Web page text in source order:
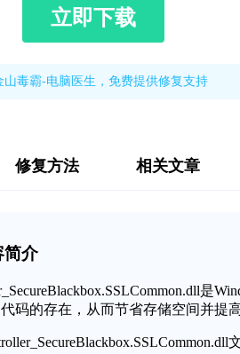
立即下载
山毒霸-电脑医生，免费提供修复支持
修复方法 相关文章
介
是
码的存在，从而节省存储空间并提